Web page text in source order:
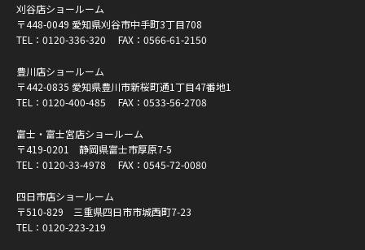
刈谷店ショールーム
〒448-0049 愛知県刈谷市中手町3丁目708
TEL： 0120-336-320 FAX：0566-61-2150
豊川店ショールーム
〒442-0835 愛知県豊川市新桜町通1丁目47番地1
TEL： 0120-400-485 FAX：0533-56-2708
富士・富士宮店ショールーム
〒419-0201 静岡県富士市厚原7-5
TEL： 0120-33-4978 FAX：0545-72-0080
四日市店ショールーム
〒510-829 三重県四日市市城西町7-23
TEL： 0120-223-219